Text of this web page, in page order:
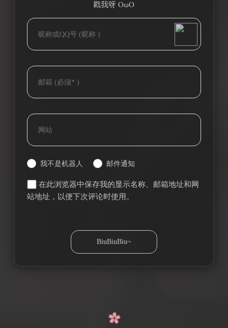
戳我呀 OωO
Tieba
我不是机器人 邮件通知
在此浏览器中保存我的显示名称、邮箱地址和网
站地址，以便下次评论时使用。